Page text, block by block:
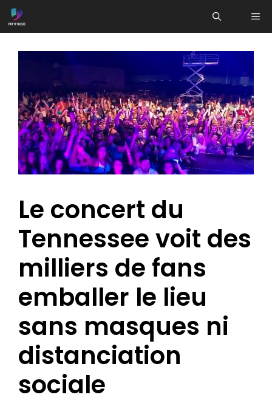
Aller
au
Le concert du
Tennessee voit des
milliers de fans
emballer le lieu
sans masques ni
distanciation
sociale